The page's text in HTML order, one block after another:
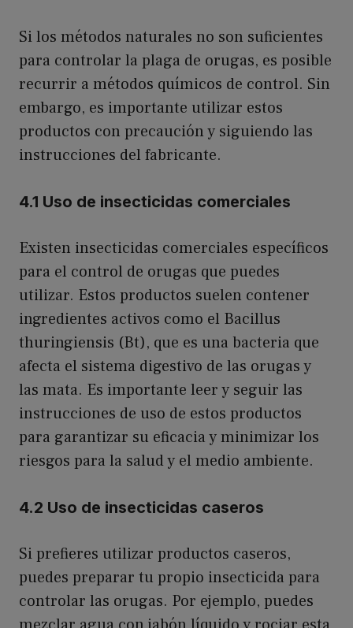
Si los métodos naturales no son suficientes
para controlar la plaga de orugas, es posible
recurrir a métodos químicos de control. Sin
embargo, es importante utilizar estos
productos con precaución y siguiendo las
instrucciones del fabricante.
4.1 Uso de insecticidas comerciales
Existen insecticidas comerciales específicos
para el control de orugas que puedes
utilizar. Estos productos suelen contener
ingredientes activos como el Bacillus
thuringiensis (Bt), que es una bacteria que
afecta el sistema digestivo de las orugas y
las mata. Es importante leer y seguir las
instrucciones de uso de estos productos
para garantizar su eficacia y minimizar los
riesgos para la salud y el medio ambiente.
4.2 Uso de insecticidas caseros
Si prefieres utilizar productos caseros,
puedes preparar tu propio insecticida para
controlar las orugas. Por ejemplo, puedes